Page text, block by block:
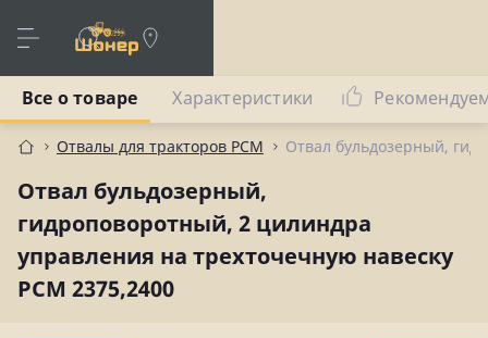
Отвалы для тракторов РСМ Отвал бульдозерный,
Отвал бульдозерный,
гидроповоротный, 2 цилиндра
управления на трехточечную навеску
РСМ 2375,2400
Все о товаре Характеристики